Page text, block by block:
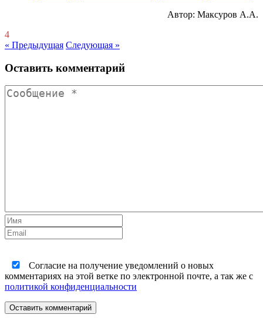
Автор: Максуров А.А.
4
« Предыдущая Следующая »
Оставить комментарий
Согласие на получение уведомлений о новых
комментариях на этой ветке по электронной почте, а так же с
политикой конфиденциальности
Оставить комментарий